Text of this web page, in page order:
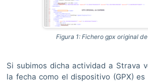
Figura 1: Fichero gpx original
Si subimos dicha actividad a Strava
la fecha como el dispositivo (GPX)